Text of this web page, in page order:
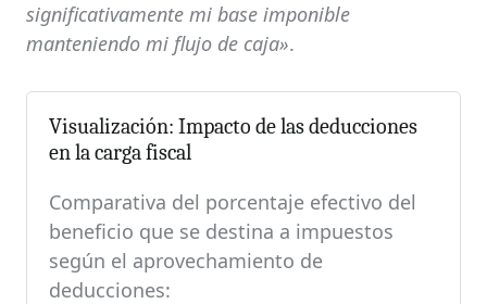
significativamente mi base imponible
manteniendo mi flujo de caja».
Visualización: Impacto de las deducciones
en la carga fiscal
Comparativa del porcentaje efectivo del
beneficio que se destina a impuestos
según el aprovechamiento de
deducciones: